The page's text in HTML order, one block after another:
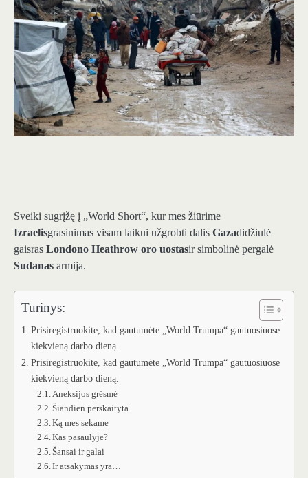
Sveiki sugrįžę į „World Short“, kur mes žiūrime
Izraelisgrasinimas visam laikui užgrobti dalis Gazadidžiulė
gaisras Londono Heathrow oro uostasir simbolinė pergalė
Sudanas armija.
Turinys:
Prisiregistruokite, kad gautumėte „World Trumpa“ gautuosiuose
kiekvieną darbo dieną.
Prisiregistruokite, kad gautumėte „World Trumpa“ gautuosiuose
kiekvieną darbo dieną.
Aneksijos grėsmė
Šiandien perskaityta
Ką mes sekame
Kas pasaulyje?
Šansai ir galai
Ir atsakymas yra…